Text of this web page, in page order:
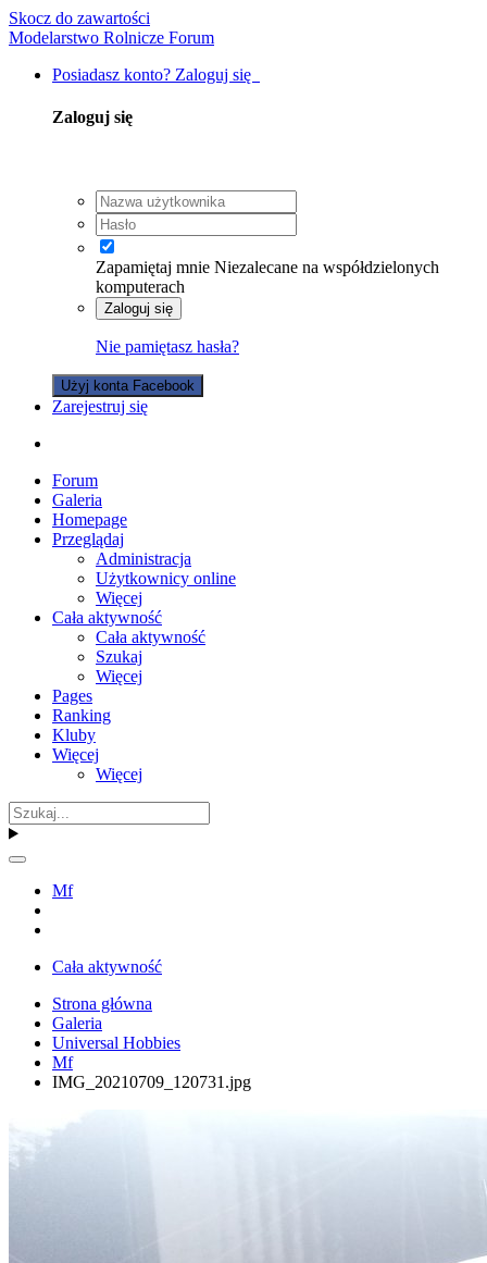
Skocz do zawartości
Modelarstwo Rolnicze Forum
Posiadasz konto? Zaloguj się
Zaloguj się
Zapamiętaj mnie Niezalecane na współdzielonych
komputerach
Zaloguj się
Nie pamiętasz hasła?
Użyj konta Facebook
Zarejestruj się
Forum
Galeria
Homepage
Przeglądaj
Administracja
Użytkownicy online
Więcej
Cała aktywność
Cała aktywność
Szukaj
Więcej
Pages
Ranking
Kluby
Więcej
Więcej
Mf
Cała aktywność
Strona główna
Galeria
Universal Hobbies
Mf
IMG_20210709_120731.jpg